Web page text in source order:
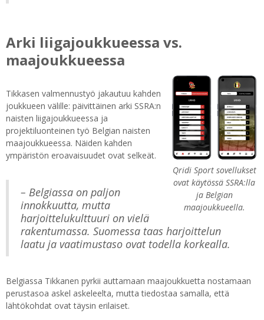
Arki liigajoukkueessa vs.
maajoukkueessa
Qridi Sport sovellukset
ovat käytössä SSRA:lla
ja Belgian
maajoukkueella.
Tikkasen valmennustyö jakautuu kahden
joukkueen välille: päivittäinen arki SSRA:n
naisten liigajoukkueessa ja
projektiluonteinen työ Belgian naisten
maajoukkueessa. Näiden kahden
ympäristön eroavaisuudet ovat selkeät.
– Belgiassa on paljon
innokkuutta, mutta
harjoittelukulttuuri on vielä
rakentumassa. Suomessa taas harjoittelun
laatu ja vaatimustaso ovat todella korkealla.
Belgiassa Tikkanen pyrkii auttamaan maajoukkuetta nostamaan
perustasoa askel askeleelta, mutta tiedostaa samalla, että
lähtökohdat ovat täysin erilaiset.